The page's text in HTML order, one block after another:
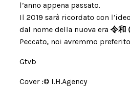
l’anno appena passato.
Il 2019 sarà ricordato con
dal nome della nuova era 令和
Peccato, noi avremmo
Gtvb
Cover :© I.H.Agency